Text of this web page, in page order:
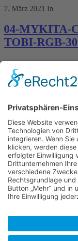
7. März 2021 In
04-MYKITA-
TOBI-RGB-
Kontakt
Königstraße 28
70173 Stuttgart
T: 0711 29 39 20
kontakt@kaestner-
Unsere Öffnungszeiten
Montag bis Samstag:
10:00 Uhr – 19:00 Uhr
Pflichtangaben
Impressum
Datenschutzerklärung
Kontakt